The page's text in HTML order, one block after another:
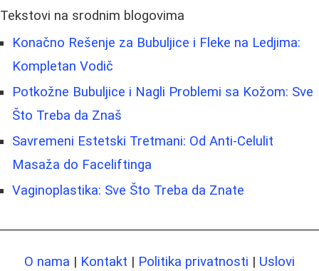
Tekstovi na srodnim blogovima
Konačno Rešenje za Bubuljice i Fleke na Ledjima:
Kompletan Vodič
Potkožne Bubuljice i Nagli Problemi sa Kožom: Sve
Što Treba da Znaš
Savremeni Estetski Tretmani: Od Anti-Celulit
Masaža do Faceliftinga
Vaginoplastika: Sve Što Treba da Znate
O nama | Kontakt | Politika privatnosti | Uslovi